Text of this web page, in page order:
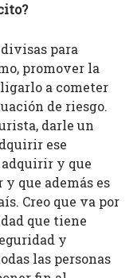
para
promover la
a cometer
de riesgo.
darle un
ese
y que
que además es
Creo que va por
que tiene
y
las personas